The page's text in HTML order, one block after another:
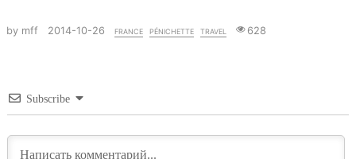
by mff 2014-10-26 france pénichette travel 628
Subscribe